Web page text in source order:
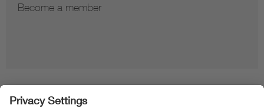
Become a member